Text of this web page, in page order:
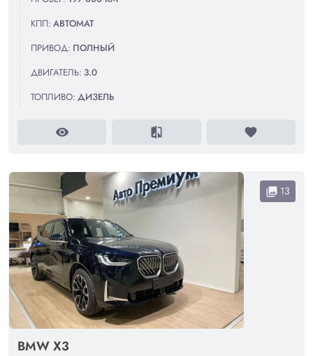
КПП: АВТОМАТ
ПРИВОД: ПОЛНЫЙ
ДВИГАТЕЛЬ: 3.0
ТОПЛИВО: ДИЗЕЛЬ
visibility compare favorite
collections 13
BMW X3